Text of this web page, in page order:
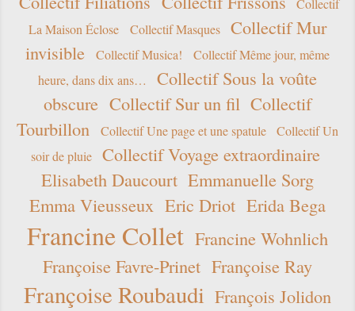
Collectif
La Maison Éclose
Collectif Masques
Collectif Mur
invisible
Collectif Musica!
Collectif Même jour, même
heure, dans dix ans…
Collectif Sous la voûte
obscure Collectif Sur un fil Collectif
Tourbillon
Collectif Une page et une spatule
Collectif Un
soir de pluie
Collectif Voyage extraordinaire
Elisabeth Daucourt Emmanuelle Sorg
Emma Vieusseux Eric Driot Erida Bega
Francine Collet Francine Wohnlich
Françoise Favre-Prinet Françoise Ray
Françoise Roubaudi François Jolidon